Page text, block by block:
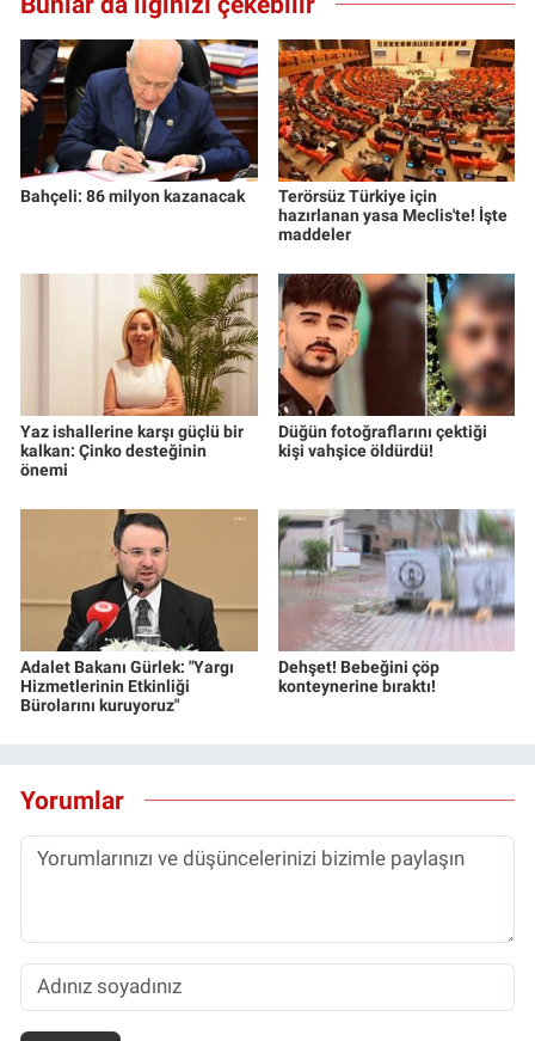
Bahçeli: 86 milyon kazanacak
Terörsüz Türkiye için
hazırlanan yasa Meclis'te! İşte
maddeler
Yaz ishallerine karşı güçlü bir
kalkan: Çinko desteğinin
önemi
Düğün fotoğraflarını çektiği
kişi vahşice öldürdü!
Adalet Bakanı Gürlek: "Yargı
Hizmetlerinin Etkinliği
Bürolarını kuruyoruz"
Dehşet! Bebeğini çöp
konteynerine bıraktı!
Yorumlar